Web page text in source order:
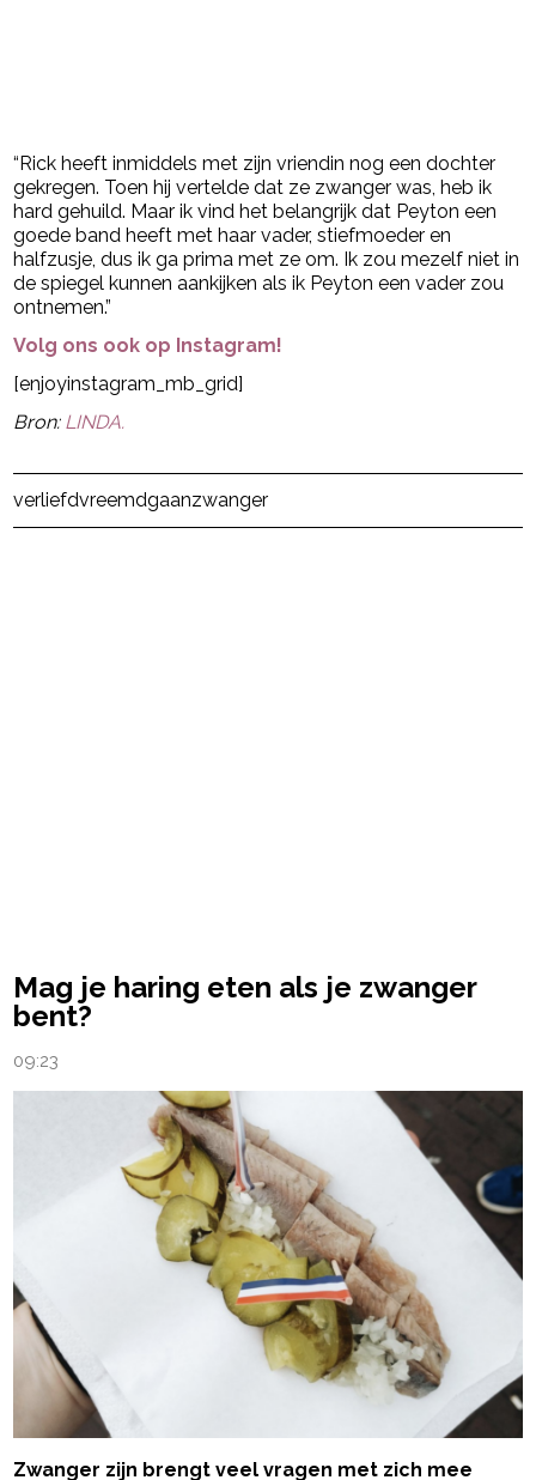
“Rick heeft inmiddels met zijn vriendin nog een dochter
gekregen. Toen hij vertelde dat ze zwanger was, heb ik
hard gehuild. Maar ik vind het belangrijk dat Peyton een
goede band heeft met haar vader, stiefmoeder en
halfzusje, dus ik ga prima met ze om. Ik zou mezelf niet in
de spiegel kunnen aankijken als ik Peyton een vader zou
ontnemen.”
Volg ons ook op Instagram!
[enjoyinstagram_mb_grid]
Bron: LINDA.
verliefdvreemdgaanzwanger
Mag je haring eten als je zwanger
bent?
09:23
Zwanger zijn brengt veel vragen met zich mee